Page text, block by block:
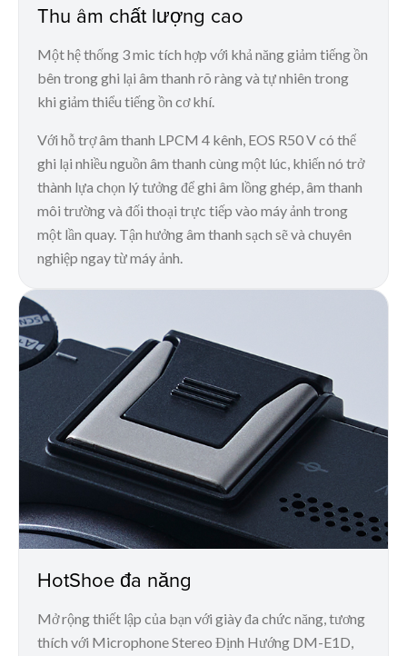
Thu âm chất lượng cao
Một hệ thống 3 mic tích hợp với khả năng giảm tiếng ồn
bên trong ghi lại âm thanh rõ ràng và tự nhiên trong
khi giảm thiểu tiếng ồn cơ khí.
Với hỗ trợ âm thanh LPCM 4 kênh, EOS R50 V có thể
ghi lại nhiều nguồn âm thanh cùng một lúc, khiến nó trở
thành lựa chọn lý tưởng để ghi âm lồng ghép, âm thanh
môi trường và đối thoại trực tiếp vào máy ảnh trong
một lần quay. Tận hưởng âm thanh sạch sẽ và chuyên
nghiệp ngay từ máy ảnh.
HotShoe đa năng
Mở rộng thiết lập của bạn với giày đa chức năng, tương
thích với Microphone Stereo Định Hướng DM-E1D,